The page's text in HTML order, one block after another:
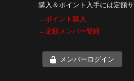
購入＆ポイント入手には定額
→ポイント購入
→定額メンバー登録
メンバーログイン